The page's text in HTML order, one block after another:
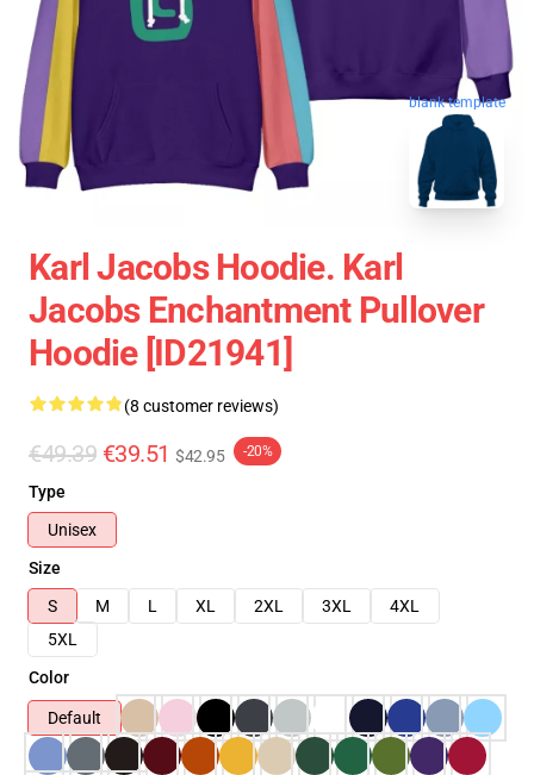
blank template
Karl Jacobs Hoodie. Karl
Jacobs Enchantment Pullover
Hoodie [ID21941]
(8 customer reviews)
€49.39 €39.51 $42.95 -20%
Type
Unisex
Size
S
M L XL 2XL 3XL
4XL
5XL
Color
Default